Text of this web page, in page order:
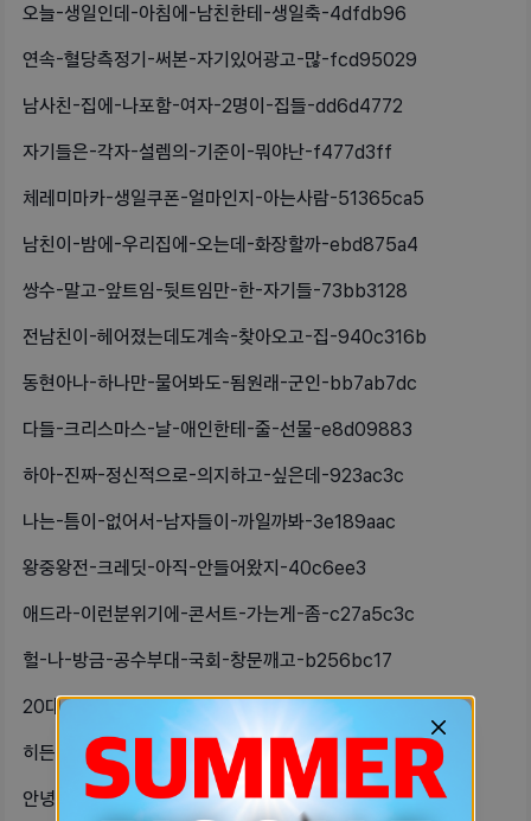
오늘-생일인데-아침에-남친한테-생일축-4dfdb96
연속-혈당측정기-써본-자기있어광고-많-fcd95029
남사친-집에-나포함-여자-2명이-집들-dd6d4772
자기들은-각자-설렘의-기준이-뭐야난-f477d3ff
체레미마카-생일쿠폰-얼마인지-아는사람-51365ca5
남친이-밤에-우리집에-오는데-화장할까-ebd875a4
쌍수-말고-앞트임-뒷트임만-한-자기들-73bb3128
전남친이-헤어졌는데도계속-찾아오고-집-940c316b
동현아나-하나만-물어봐도-됨원래-군인-bb7ab7dc
다들-크리스마스-날-애인한테-줄-선물-e8d09883
하아-진짜-정신적으로-의지하고-싶은데-923ac3c
나는-틈이-없어서-남자들이-까일까봐-3e189aac
왕중왕전-크레딧-아직-안들어왔지-40c6ee3
애드라-이런분위기에-콘서트-가는게-좀-c27a5c3c
헐-나-방금-공수부대-국회-창문깨고-b256bc17
20대-중반-이후-자기들아-생일-문자-97ef86dd
히든페이스-남친이랑-볼까-말까-추천해-671c5182
안녕-자기들-나는-대학다니다가-휴학하-d2724c27